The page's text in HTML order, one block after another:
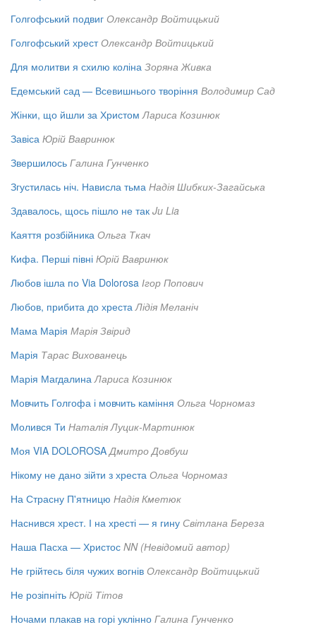
Голгофський подвиг Олександр Войтицький
Голгофський хрест Олександр Войтицький
Для молитви я схилю коліна Зоряна Живка
Едемський сад — Всевишнього творіння Володимир Сад
Жінки, що йшли за Христом Лариса Козинюк
Завіса Юрій Вавринюк
Звершилось Галина Гунченко
Згустилась ніч. Нависла тьма Надія Шибких-Загайська
Здавалось, щось пішло не так Ju Lia
Каяття розбійника Ольга Ткач
Кифа. Перші півні Юрій Вавринюк
Любов ішла по Via Dolorosa Ігор Попович
Любов, прибита до хреста Лідія Меланіч
Мама Марія Марія Звірид
Марія Тарас Вихованець
Марія Магдалина Лариса Козинюк
Мовчить Голгофа і мовчить каміння Ольга Чорномаз
Молився Ти Наталія Луцик-Мартинюк
Моя VIA DOLOROSA Дмитро Довбуш
Нікому не дано зійти з хреста Ольга Чорномаз
На Страсну П'ятницю Надія Кметюк
Наснився хрест. І на хресті — я гину Світлана Береза
Наша Пасха — Христос NN (Невідомий автор)
Не грійтесь біля чужих вогнів Олександр Войтицький
Не розіпніть Юрій Тітов
Ночами плакав на горі уклінно Галина Гунченко